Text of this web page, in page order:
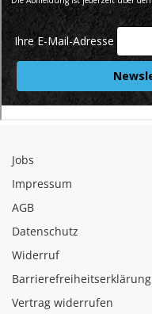
Jobs
Impressum
AGB
Datenschutz
Widerruf
Barrierefreiheitserklärung
Vertrag widerrufen